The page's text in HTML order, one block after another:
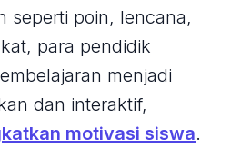
seperti poin, lencana,
para pendidik
menjadi
dan interaktif,
motivasi siswa.